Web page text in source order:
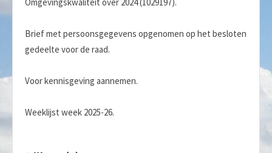
Brief met persoonsgegevens opgenomen op het besloten
gedeelte voor de raad.
Voor kennisgeving aannemen.
Weeklijst week 2025-26.